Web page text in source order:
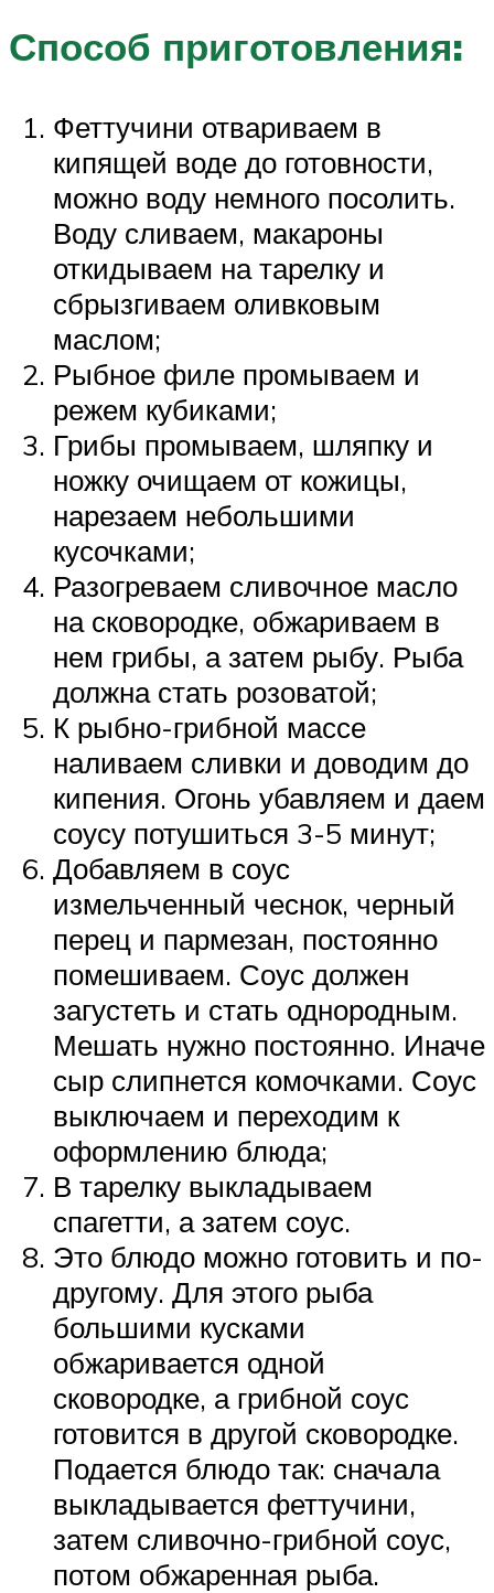
Способ приготовления:
Феттучини отвариваем в
кипящей воде до готовности,
можно воду немного посолить.
Воду сливаем, макароны
откидываем на тарелку и
сбрызгиваем оливковым
маслом;
Рыбное филе промываем и
режем кубиками;
Грибы промываем, шляпку и
ножку очищаем от кожицы,
нарезаем небольшими
кусочками;
Разогреваем сливочное масло
на сковородке, обжариваем в
нем грибы, а затем рыбу. Рыба
должна стать розоватой;
К рыбно-грибной массе
наливаем сливки и доводим до
кипения. Огонь убавляем и даем
соусу потушиться 3-5 минут;
Добавляем в соус
измельченный чеснок, черный
перец и пармезан, постоянно
помешиваем. Соус должен
загустеть и стать однородным.
Мешать нужно постоянно. Иначе
сыр слипнется комочками. Соус
выключаем и переходим к
оформлению блюда;
В тарелку выкладываем
спагетти, а затем соус.
Это блюдо можно готовить и по-
другому. Для этого рыба
большими кусками
обжаривается одной
сковородке, а грибной соус
готовится в другой сковородке.
Подается блюдо так: сначала
выкладывается феттучини,
затем сливочно-грибной соус,
потом обжаренная рыба.